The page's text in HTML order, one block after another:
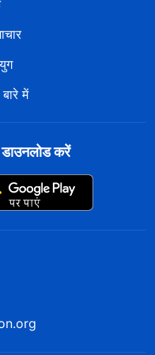
बारे में
डाउनलोड करें